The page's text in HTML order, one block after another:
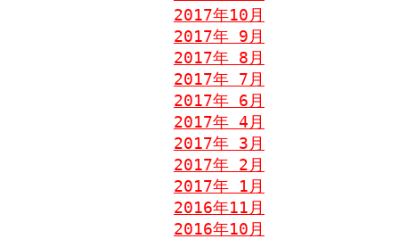
2017年10月
2017年 9月
2017年 8月
2017年 7月
2017年 6月
2017年 4月
2017年 3月
2017年 2月
2017年 1月
2016年11月
2016年10月